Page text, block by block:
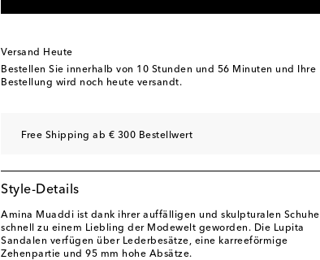
EU 41 Geringe Verfügbarkeit
EU 41.5
EU 42.5 Letzter Artikel
Versand Heute
Bestellen Sie innerhalb von 10 Stunden und 56 Minuten und Ihre
Bestellung wird noch heute versandt.
Free Shipping ab € 300 Bestellwert
Style-Details
Amina Muaddi ist dank ihrer auffälligen und skulpturalen Schuhe
schnell zu einem Liebling der Modewelt geworden. Die Lupita
Sandalen verfügen über Lederbesätze, eine karreeförmige
Zehenpartie und 95 mm hohe Absätze.